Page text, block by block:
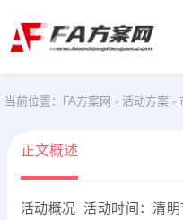
当前位置： FA方案网 > 活动方案 >
正文概述
活动概况 活动时间：清